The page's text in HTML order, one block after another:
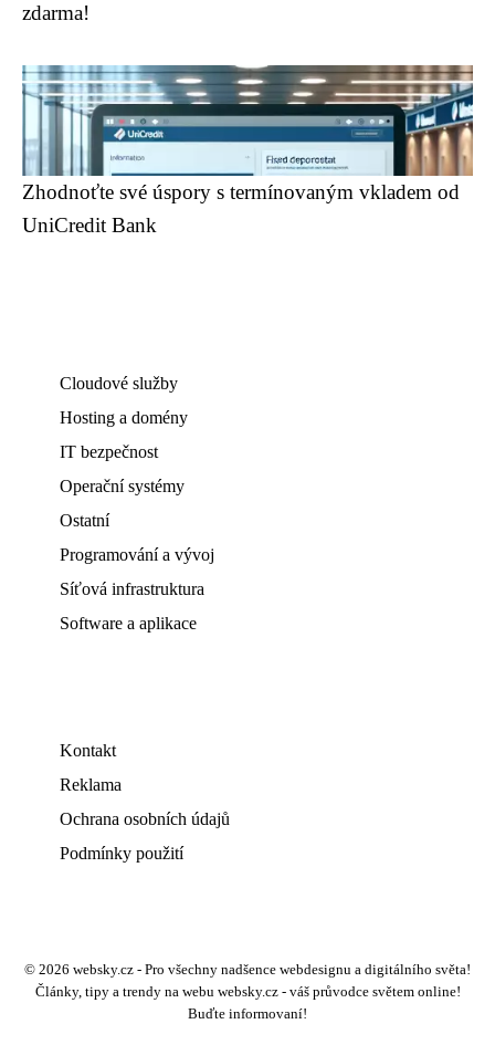
zdarma!
Zhodnoťte své úspory s termínovaným vkladem od
UniCredit Bank
Cloudové služby
Hosting a domény
IT bezpečnost
Operační systémy
Ostatní
Programování a vývoj
Síťová infrastruktura
Software a aplikace
Kontakt
Reklama
Ochrana osobních údajů
Podmínky použití
© 2026 websky.cz - Pro všechny nadšence webdesignu a digitálního světa!
Články, tipy a trendy na webu websky.cz - váš průvodce světem online!
Buďte informovaní!